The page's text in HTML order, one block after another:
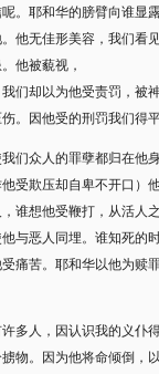
。耶和华的膀臂向谁显
他无佳形美容，我们看
患。他被藐视， 好
们却以为他受责罚，被
。因他受的刑罚我们得
们众人的罪孽都归在他
受欺压却自卑不开口
谁想他受鞭打，从活人
与恶人同埋。谁知死的
痛苦。耶和华以他为
多人，因认识我的义仆
物。因为他将命倾倒